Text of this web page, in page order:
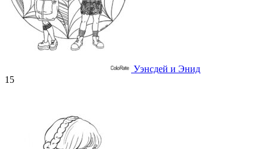
Уэнсдей и Энид
15